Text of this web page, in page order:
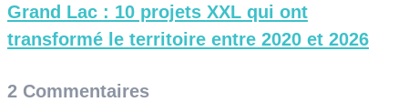
Grand Lac : 10 projets XXL qui ont
transformé le territoire entre 2020 et 2026
2 Commentaires